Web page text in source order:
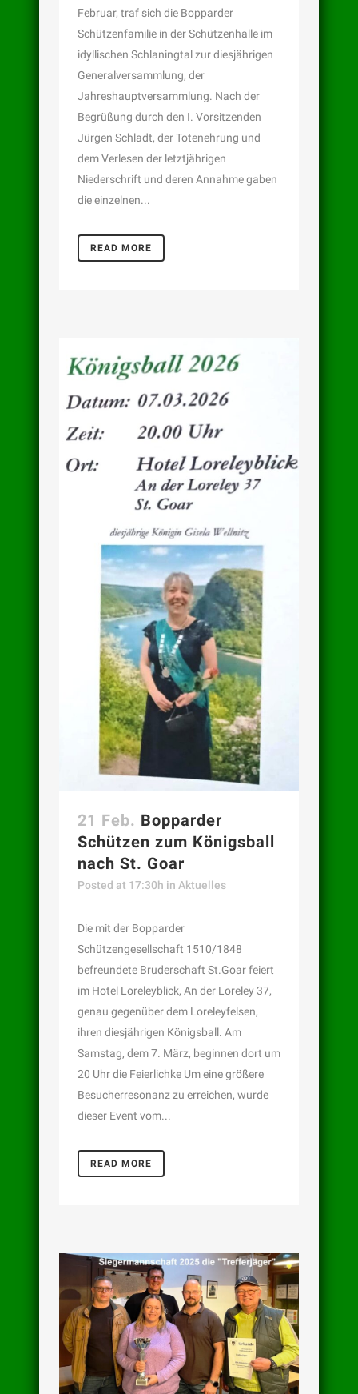
Februar, traf sich die Bopparder
Schützenfamilie in der Schützenhalle im
idyllischen Schlaningtal zur diesjährigen
Generalversammlung, der
Jahreshauptversammlung. Nach der
Begrüßung durch den I. Vorsitzenden
Jürgen Schladt, der Totenehrung und
dem Verlesen der letztjährigen
Niederschrift und deren Annahme gaben
die einzelnen...
READ MORE
21 Feb. Bopparder
Schützen zum Königsball
nach St. Goar
Posted at 17:30h in Aktuelles
Die mit der Bopparder
Schützengesellschaft 1510/1848
befreundete Bruderschaft St.Goar feiert
im Hotel Loreleyblick, An der Loreley 37,
genau gegenüber dem Loreleyfelsen,
ihren diesjährigen Königsball. Am
Samstag, dem 7. März, beginnen dort um
20 Uhr die Feierlichke Um eine größere
Besucherresonanz zu erreichen, wurde
dieser Event vom...
READ MORE